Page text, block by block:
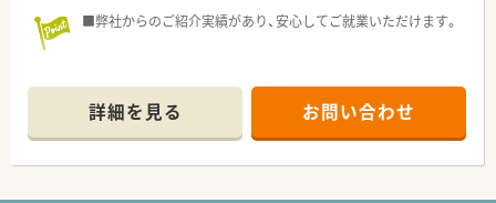
■弊社からのご紹介実績があり、安心してご就業いただけます。
詳細を見る お問い合わせ